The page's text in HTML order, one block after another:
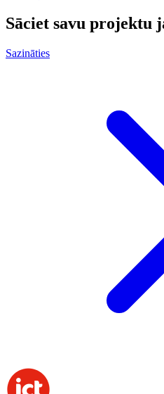
Sāciet savu projektu
Sazināties